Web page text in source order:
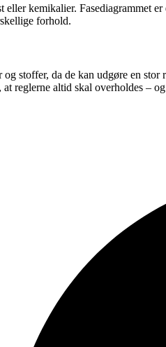
kemikalier. Fasediagrammet
forhold.
stoffer, da de kan udgøre en
reglerne altid skal overholdes –